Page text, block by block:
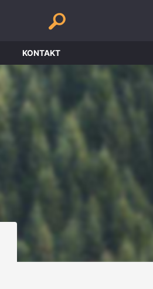
KONTAKT